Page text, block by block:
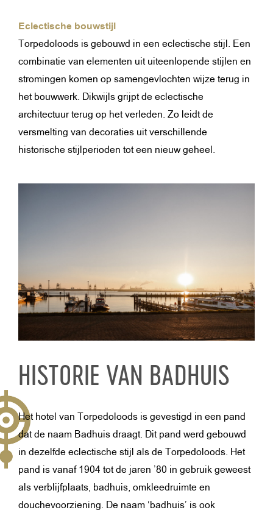
Eclectische bouwstijl
Torpedoloods is gebouwd in een eclectische stijl. Een
combinatie van elementen uit uiteenlopende stijlen en
stromingen komen op samengevlochten wijze terug in
het bouwwerk. Dikwijls grijpt de eclectische
architectuur terug op het verleden. Zo leidt de
versmelting van decoraties uit verschillende
historische stijlperioden tot een nieuw geheel.
HISTORIE VAN BADHUIS
Het hotel van Torpedoloods is gevestigd in een pand
dat de naam Badhuis draagt. Dit pand werd gebouwd
in dezelfde eclectische stijl als de Torpedoloods. Het
pand is vanaf 1904 tot de jaren ’80 in gebruik geweest
als verblijfplaats, badhuis, omkleedruimte en
douchevoorziening. De naam ‘badhuis’ is ook